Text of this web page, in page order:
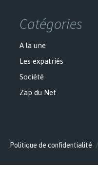
Catégories
A la une
Les expatriés
Société
Zap du Net
Politique de confidentialité